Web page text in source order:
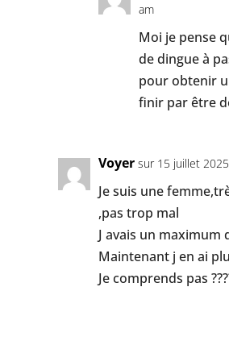
am
Moi je pense
de dingue à
pour obtenir
finir par être
Voyer sur 15 juillet
Je suis une
,pas trop mal
J avais un maximum
Maintenant j en ai
Je comprends pas